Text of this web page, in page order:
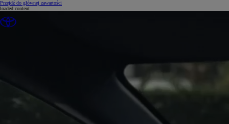
Przejdź do głównej zawartości
loaded content